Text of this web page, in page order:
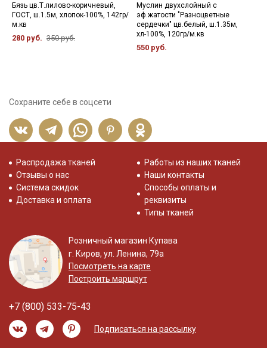
Бязь цв.Т.лилово-коричневый,
ГОСТ, ш.1.5м, хлопок-100%, 142гр/
м.кв
280 руб. 350 руб.
Муслин двухслойный с
эф.жатости "Разноцветные
сердечки" цв.белый, ш.1.35м,
хл-100%, 120гр/м.кв
550 руб.
Сохраните себе в соцсети
Распродажа тканей
Отзывы о нас
Система скидок
Доставка и оплата
Работы из наших тканей
Наши контакты
Способы оплаты и
реквизиты
Типы тканей
Розничный магазин Купава
г. Киров, ул. Ленина, 79а
Посмотреть на карте
Построить маршрут
+7 (800) 533-75-43
Подписаться на рассылку